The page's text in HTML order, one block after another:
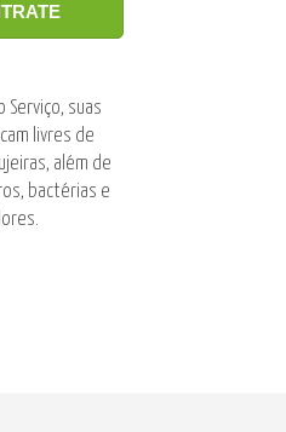
Serviço, suas
livres de
além de
bactérias e